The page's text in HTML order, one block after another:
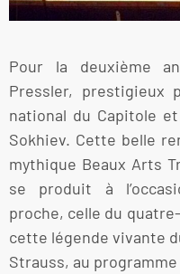
Pour la deuxième
Pressler, prestigieux
national du Capitole
Sokhiev. Cette belle
mythique Beaux Arts
se produit à
proche, celle du
cette légende vivante
Strauss, au